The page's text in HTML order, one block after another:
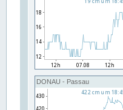
DONAU - Passau